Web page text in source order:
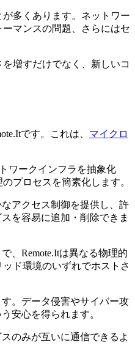
多くあります。ネットワー
マンスの問題、さらにはセ
増すだけでなく、新しいコ
です。これは、 マイクロ
ワークインフラを抽象化
プロセスを簡素化します。
アクセス制御を提供し、許
を容易に追加・削除できま
、Remote.Itは異なる物理的
ド環境のいずれでホストさ
。データ侵害やサイバー攻
安心を得られます。
のみが互いに通信できるよ